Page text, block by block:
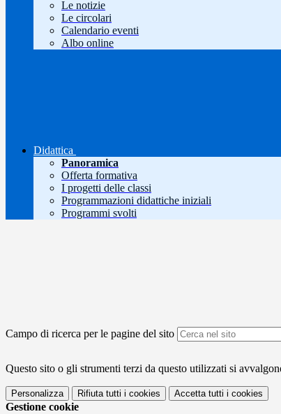
Le notizie
Le circolari
Calendario eventi
Albo online
Didattica
Panoramica
Offerta formativa
I progetti delle classi
Programmazioni didattiche iniziali
Programmi svolti
Campo di ricerca per le pagine del sito
Questo sito o gli strumenti terzi da questo utilizzati si
Personalizza Rifiuta tutti i cookies Accetta tutti i cookies
Gestione cookie